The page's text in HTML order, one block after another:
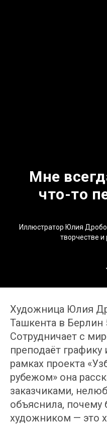
Мне
что-то
Иллюстратор Юлия
творчестве и
Художница Юлия
Ташкента в Берлин
Сотрудничает с
преподаёт
рамках проекта
рубежом» она
заказчиками,
объяснила,
художником — это